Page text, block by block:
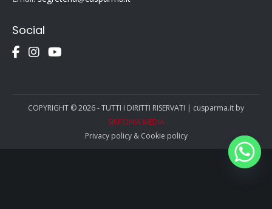
Social
COPYRIGHT © 2026 - TUTTI I DIRITTI RISERVATI | cusparma.it by
SINFONIA MEDIA
Privacy policy& Cookie policy